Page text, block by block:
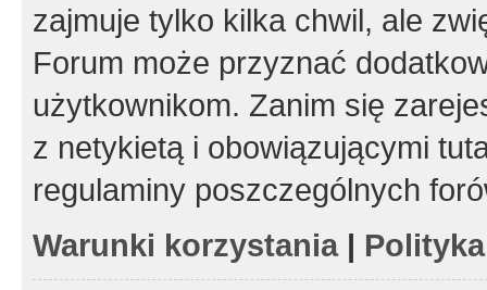
zajmuje tylko kilka chwil, ale
Forum może przyznać
użytkownikom. Zanim się
z netykietą i obowiązującymi
regulaminy poszczególnych
Warunki korzystania|